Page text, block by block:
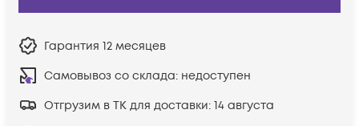
Гарантия 12 месяцев
Самовывоз со склада: недоступен
Отгрузим в ТК для доставки: 14 августа